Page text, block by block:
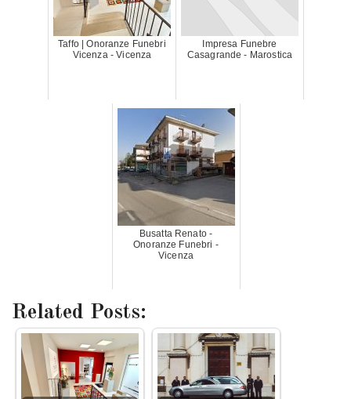
Taffo | Onoranze Funebri
Vicenza - Vicenza
Impresa Funebre
Casagrande - Marostica
Busatta Renato -
Onoranze Funebri -
Vicenza
Related Posts: